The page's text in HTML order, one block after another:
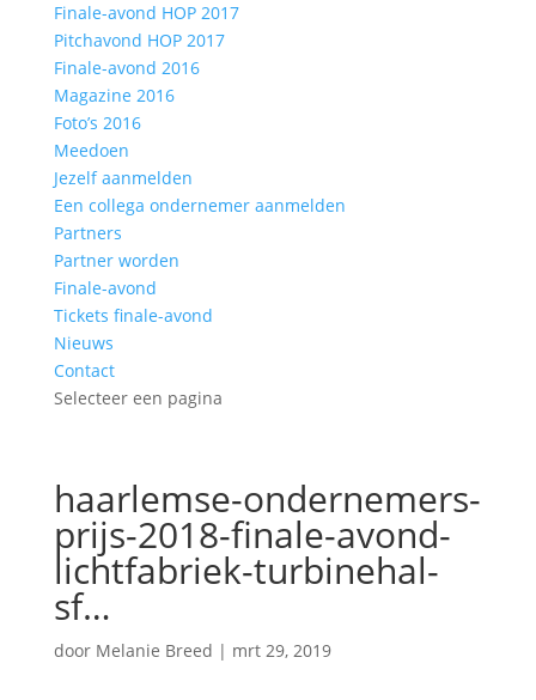
Finale-avond HOP 2017
Pitchavond HOP 2017
Finale-avond 2016
Magazine 2016
Foto’s 2016
Meedoen
Jezelf aanmelden
Een collega ondernemer aanmelden
Partners
Partner worden
Finale-avond
Tickets finale-avond
Nieuws
Contact
Selecteer een pagina
haarlemse-ondernemers-
prijs-2018-finale-avond-
lichtfabriek-turbinehal-
sf…
door Melanie Breed | mrt 29, 2019